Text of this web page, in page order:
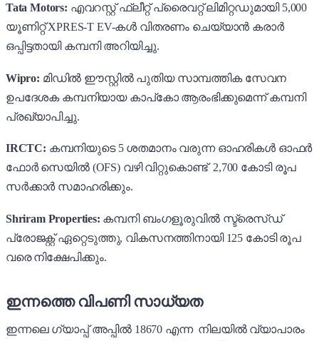
Tata Motors: എവറസ്റ്റ് ഫ്ലീറ്റ് പ്രൈവറ്റ് ലിമിറ്റഡുമായി 5,000
യൂണിറ്റ് XPRES-T EV-കൾ വിതരണം ചെയ്യാൻ കരാർ
ഒപ്പിട്ടതായി കമ്പനി അറിയിച്ചു.
Wipro: മിഡിൽ ഈസ്റ്റിൽ പുതിയ സാമ്പത്തിക സേവന
ഉപദേശക കമ്പനിയായ കാപ്‌കോ ആരംഭിക്കുമെന്ന് കമ്പനി
പ്രഖ്യാപിച്ചു.
IRCTC: കമ്പനിയുടെ 5 ശതമാനം വരുന്ന ഓഹരികൾ ഓഫർ
ഫോർ സെയിൽ (OFS) വഴി വിറ്റുകൊണ്ട് 2,700 കോടി രൂപ
സർക്കാർ സമാഹരിക്കും.
Shriram Properties: കമ്പനി ബംഗളൂരുവിൽ സ്ട്രെസ്ഡ്
പ്രോജക്റ്റ് ഏറ്റെടുത്തു, വികസനത്തിനായി 125 കോടി രൂപ
വരെ നിക്ഷേപിക്കും.
ഇന്നത്തെ വിപണി സാധ്യത
ഇന്നലെ ഗ്യാപ്പ് അപ്പിൽ 18670 എന്ന നിലയിൽ വ്യാപാരം